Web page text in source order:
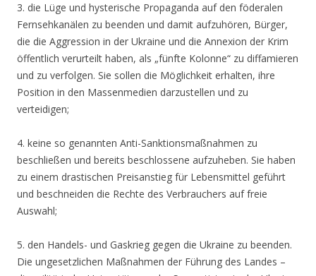
3. die Lüge und hysterische Propaganda auf den föderalen
Fernsehkanälen zu beenden und damit aufzuhören, Bürger,
die die Aggression in der Ukraine und die Annexion der Krim
öffentlich verurteilt haben, als „fünfte Kolonne“ zu diffamieren
und zu verfolgen. Sie sollen die Möglichkeit erhalten, ihre
Position in den Massenmedien darzustellen und zu
verteidigen;
4. keine so genannten Anti-Sanktionsmaßnahmen zu
beschließen und bereits beschlossene aufzuheben. Sie haben
zu einem drastischen Preisanstieg für Lebensmittel geführt
und beschneiden die Rechte des Verbrauchers auf freie
Auswahl;
5. den Handels- und Gaskrieg gegen die Ukraine zu beenden.
Die ungesetzlichen Maßnahmen der Führung des Landes –